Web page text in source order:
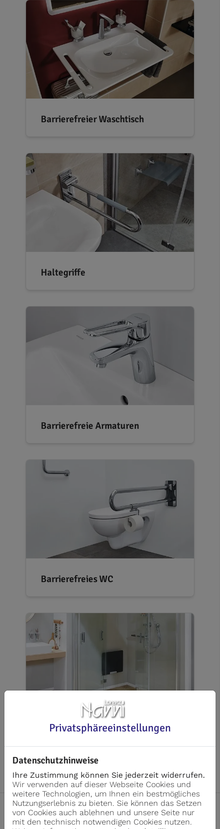
Barrierefreier Waschtisch
Haltegriffe
Barrierefreie Armaturen
Barrierefreies WC
Barrierefreie Dusche
Privatsphäre­einstellungen
Datenschutzhinweise
Ihre Zustimmung können Sie jederzeit widerrufen.
Wir verwenden auf dieser Webseite Cookies und
weitere Technologien, um Ihnen ein bestmögliches
Nutzungserlebnis zu bieten. Sie können das Setzen
von Cookies auch ablehnen und unsere Seite nur
mit den technisch notwendigen Cookies nutzen.